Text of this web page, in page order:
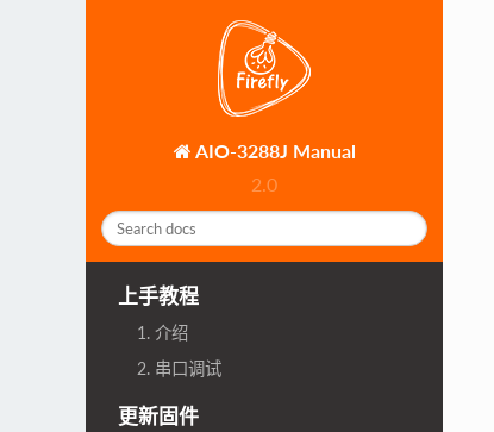
AIO-3288J Manual
2.0
上手教程
1. 介绍
2. 串口调试
更新固件